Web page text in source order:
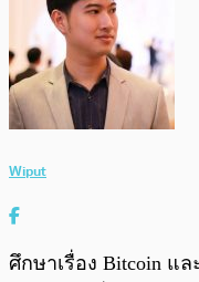
Wiput
ศึกษาเรื่อง Bitcoin แล